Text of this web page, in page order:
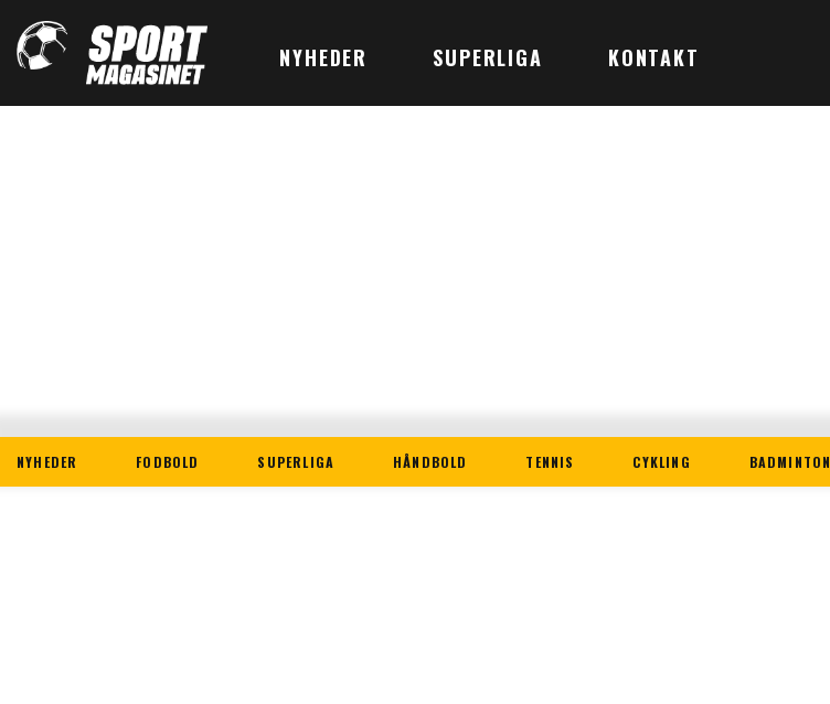
NYHEDER SUPERLIGA KONTAKT
NYHEDER FODBOLD SUPERLIGA HÅNDBOLD TENNIS CYKLING BADMINTON